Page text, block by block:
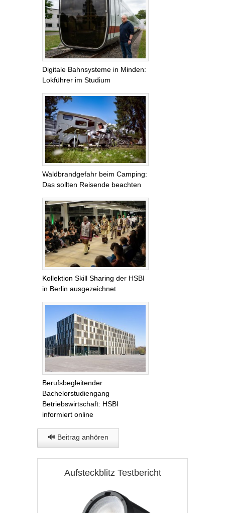
Digitale Bahnsysteme in Minden:
Lokführer im Studium
Waldbrandgefahr beim Camping:
Das sollten Reisende beachten
Kollektion Skill Sharing der HSBI
in Berlin ausgezeichnet
Berufsbegleitender
Bachelorstudiengang
Betriebswirtschaft: HSBI
informiert online
🔊 Beitrag anhören
Aufsteckblitz Testbericht